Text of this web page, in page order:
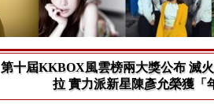
第十屆KKBOX風雲榜兩大獎公布 滅
拉 實力派新星陳彥允榮獲「